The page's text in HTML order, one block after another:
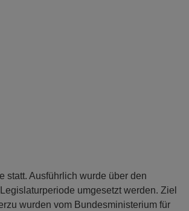
statt. Ausführlich wurde über den
umgesetzt werden. Ziel
wurden vom Bundesministerium für